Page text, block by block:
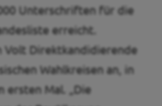
Unterschriften für die
erreicht.
Volt Direktkandidierende
Wahlkreisen an, in
ersten Mal. „Die